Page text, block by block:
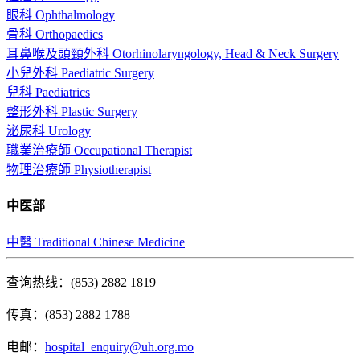
眼科 Ophthalmology
骨科 Orthopaedics
耳鼻喉及頭頸外科 Otorhinolaryngology, Head & Neck Surgery
小兒外科 Paediatric Surgery
兒科 Paediatrics
整形外科 Plastic Surgery
泌尿科 Urology
職業治療師 Occupational Therapist
物理治療師 Physiotherapist
中医部
中醫 Traditional Chinese Medicine
查询热线：(853) 2882 1819
传真：(853) 2882 1788
电邮： hospital_enquiry@uh.org.mo